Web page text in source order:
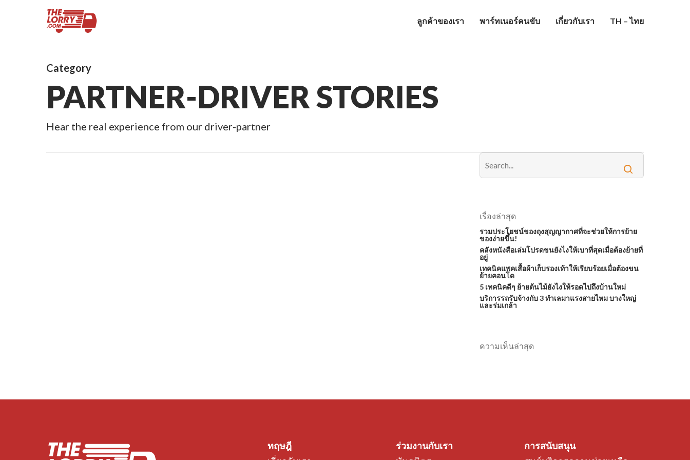
ลูกค้าของเรา พาร์ทเนอร์คนขับ เกี่ยวกับเรา TH – ไทย
Category
PARTNER-DRIVER STORIES
Hear the real experience from our driver-partner
เรื่องล่าสุด
รวมประโยชน์ของถุงสุญญากาศที่จะช่วยให้การย้าย
ของง่ายขึ้น!
คลังหนังสือเล่มโปรดขนยังไงให้เบาที่สุดเมื่อต้องย้ายที่
อยู่
เทคนิคแพคเสื้อผ้าเก็บรองเท้าให้เรียบร้อยเมื่อต้องขน
ย้ายคอนโด
5 เทคนิคดีๆ ย้ายต้นไม้ยังไงให้รอดไปถึงบ้านใหม่
บริการรถรับจ้างกับ 3 ทำเลมาแรงสายไหม บางใหญ่
และร่มเกล้า
ความเห็นล่าสุด
ทฤษฎี
ร่วมงานกับเรา
การสนับสนุน